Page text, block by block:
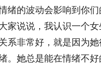
绪的波动会影响到你们
家说说，我认识一个
系非常好，就是因为她
。她总是能在情绪不好